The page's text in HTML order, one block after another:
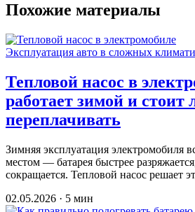
Похожие материалы
Эксплуатация авто в сложных
Тепловой насос в
работает зимой и стоит
переплачивать
Зимняя эксплуатация электромобиля
местом — батарея быстрее
сокращается. Тепловой насос решает
02.05.2026 · 5 мин